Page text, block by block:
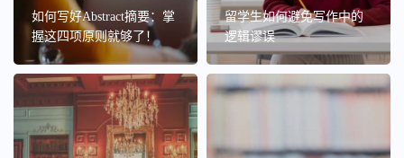
如何写好Abstract摘要：掌
握这四项原则就够了！
留学生如何避免写作中的
逻辑谬误